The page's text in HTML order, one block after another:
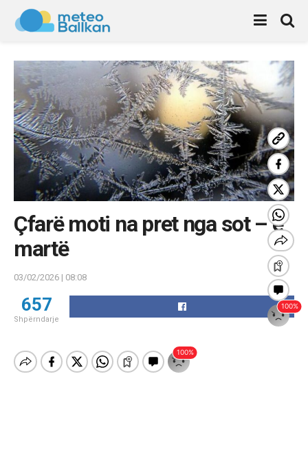
Çfarë moti na pret nga sot – e
martë
03/02/2026 | 08:08
657
Shpërndarje